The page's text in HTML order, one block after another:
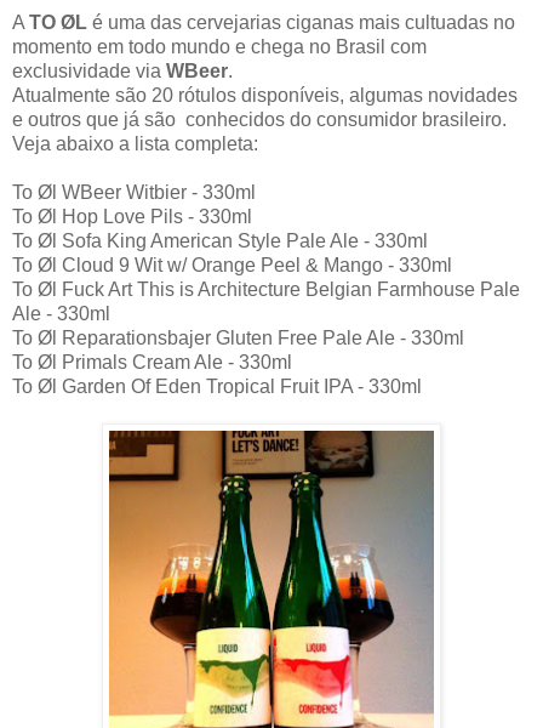
A TO ØL é uma das cervejarias ciganas mais cultuadas no
momento em todo mundo e chega no Brasil com
exclusividade via WBeer.
Atualmente são 20 rótulos disponíveis, algumas novidades
e outros que já são conhecidos do consumidor brasileiro.
Veja abaixo a lista completa:
To Øl WBeer Witbier - 330ml
To Øl Hop Love Pils - 330ml
To Øl Sofa King American Style Pale Ale - 330ml
To Øl Cloud 9 Wit w/ Orange Peel & Mango - 330ml
To Øl Fuck Art This is Architecture Belgian Farmhouse Pale
Ale - 330ml
To Øl Reparationsbajer Gluten Free Pale Ale - 330ml
To Øl Primals Cream Ale - 330ml
To Øl Garden Of Eden Tropical Fruit IPA - 330ml